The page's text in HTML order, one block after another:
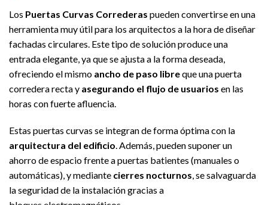
Los Puertas Curvas Correderas pueden convertirse en una
herramienta muy útil para los arquitectos a la hora de diseñar
fachadas circulares. Este tipo de solución produce una
entrada elegante, ya que se ajusta a la forma deseada,
ofreciendo el mismo ancho de paso libreque una puerta
corredera recta y asegurando el flujo de usuarios en las
horas con fuerte afluencia.
Estas puertas curvas se integran de forma óptima con la
arquitectura del edi­ficio. Además, pueden suponer un
ahorro de espacio frente a puertas batientes (manuales o
automáticas), y mediante cierres nocturnos, se salvaguarda
la seguridad de la instalación gracias a